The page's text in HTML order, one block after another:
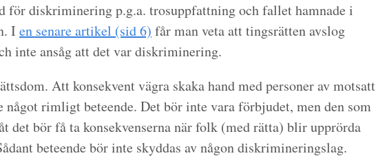
för diskriminering p.g.a. trosuppfattning och fallet hamnade i
I en senare artikel (sid 6) får man veta att tingsrätten avslog
inte ansåg att det var diskriminering.
Att konsekvent vägra skaka hand med personer av motsatt
något rimligt beteende. Det bör inte vara förbjudet, men den som
det bör få ta konsekvenserna när folk (med rätta) blir upprörda
beteende bör inte skyddas av någon diskrimineringslag.